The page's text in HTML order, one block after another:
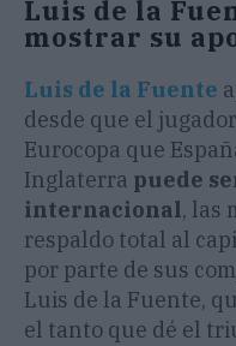
Luis de la
mostrar su
Luis de la Fuente
desde que el
Eurocopa que
Inglaterra puede
internacional, las
respaldo total al
por parte de sus
Luis de la Fuente,
el tanto que dé el